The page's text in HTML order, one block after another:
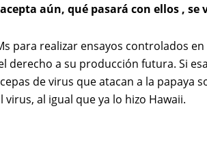
aún, qué pasará con ellos ,
para realizar ensayos controlados
a su producción futura. Si
de virus que atacan a la papaya
al igual que ya lo hizo Hawaii.